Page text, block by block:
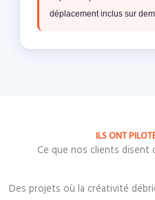
déplacement inclus sur
ILS ONT
Ce que nos clients disent
Des projets où la créativité